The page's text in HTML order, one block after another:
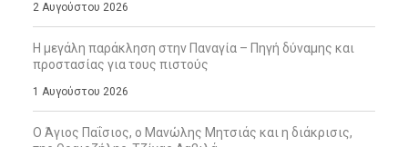
2 Αυγούστου 2026
Η μεγάλη παράκληση στην Παναγία – Πηγή δύναμης και
προστασίας για τους πιστούς
1 Αυγούστου 2026
Ο Άγιος Παΐσιος, ο Μανώλης Μητσιάς και η διάκρισις,